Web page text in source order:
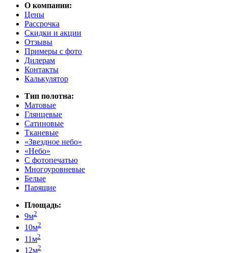
О компании:
Цены
Рассрочка
Скидки и акции
Отзывы
Примеры с фото
Дилерам
Контакты
Калькулятор
Тип полотна:
Матовые
Глянцевые
Сатиновые
Тканевые
«Звездное небо»
«Небо»
С фотопечатью
Многоуровневые
Белые
Парящие
Площадь:
9м2
10м2
11м2
12м2